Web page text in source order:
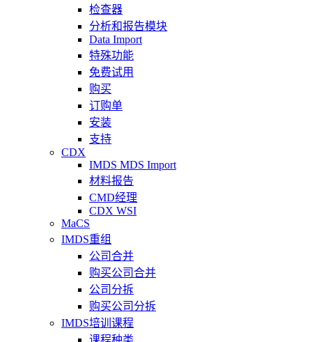
检查器
分析和报告模块
Data Import
特殊功能
免费试用
购买
订购单
安装
支持
CDX
IMDS MDS Import
材料报告
CMD经理
CDX WSI
MaCS
IMDS重组
公司合并
购买公司合并
公司分拆
购买公司分拆
IMDS培训课程
课程种类